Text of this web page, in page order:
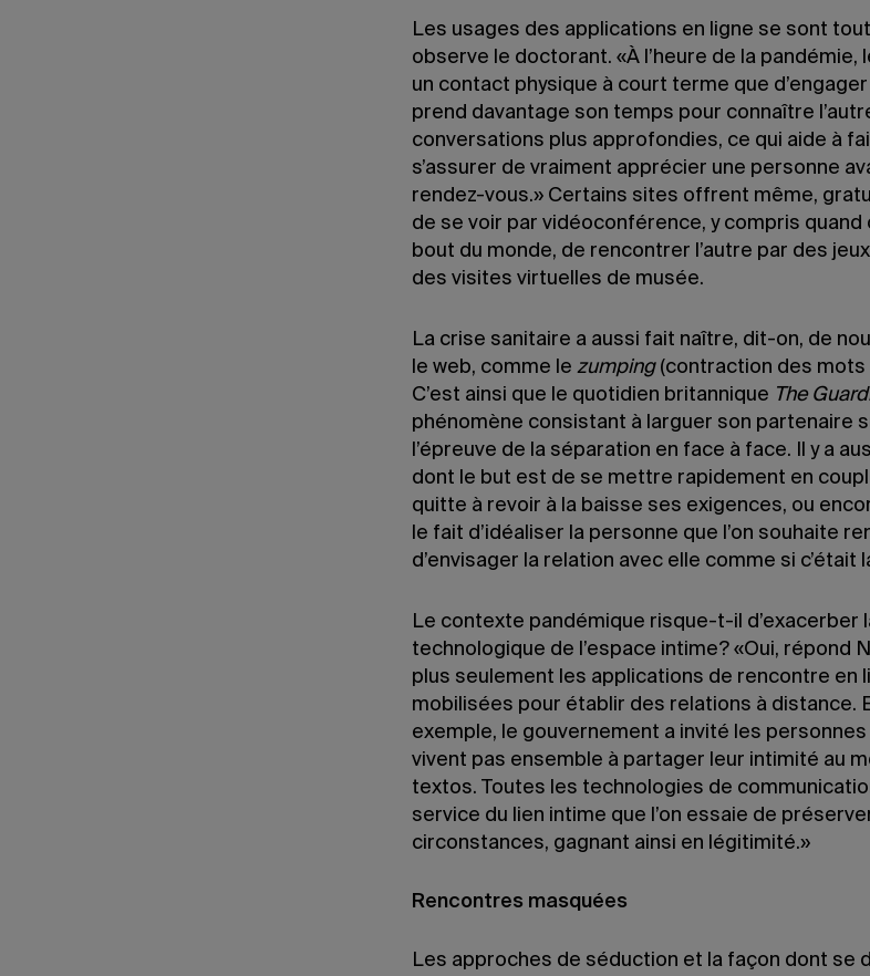
Les usages des applications en ligne se sont
observe le doctorant. «À l’heure de la pandémie,
un contact physique à court terme que
prend davantage son temps pour connaître
conversations plus approfondies, ce qui aide à
s’assurer de vraiment apprécier une personne
rendez-vous.» Certains sites offrent même,
de se voir par vidéoconférence, y compris quand
bout du monde, de rencontrer l’autre par des
des visites virtuelles de musée.
La crise sanitaire a aussi fait naître, dit-on, de
le web, comme le zumping (contraction des mots
C’est ainsi que le quotidien britannique The
phénomène consistant à larguer son partenaire
l’épreuve de la séparation en face à face. Il y a
dont le but est de se mettre rapidement en
quitte à revoir à la baisse ses exigences, ou
le fait d’idéaliser la personne que l’on souhaite
d’envisager la relation avec elle comme si c’était
Le contexte pandémique risque-t-il d’exacerber
technologique de l’espace intime? «Oui, répond
plus seulement les applications de rencontre en
mobilisées pour établir des relations à distance.
exemple, le gouvernement a invité les personnes
vivent pas ensemble à partager leur intimité au
textos. Toutes les technologies de
service du lien intime que l’on essaie de
circonstances, gagnant ainsi en légitimité.»
Rencontres masquées
Les approches de séduction et la façon dont se